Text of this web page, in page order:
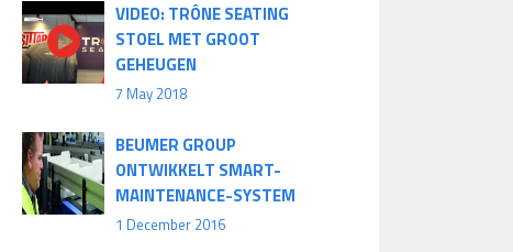
VIDEO: TRÔNE SEATING
STOEL MET GROOT
GEHEUGEN
7 May 2018
BEUMER GROUP
ONTWIKKELT SMART-
MAINTENANCE-SYSTEM
1 December 2016